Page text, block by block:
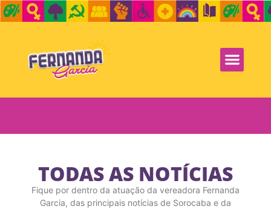
TODAS AS NOTÍCIAS
Fique por dentro da atuação da vereadora Fernanda
Garcia, das principais notícias de Sorocaba e da